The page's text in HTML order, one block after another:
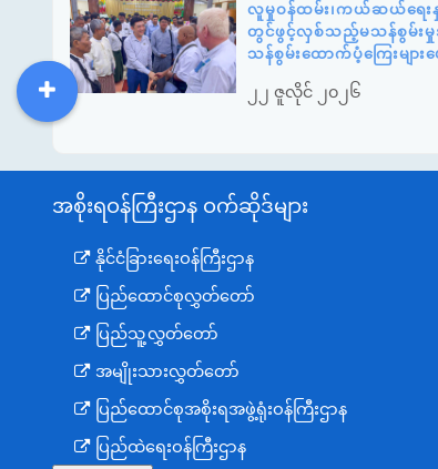
လူမှုဝန်ထမ်း၊ကယ်ဆယ်ရေးနှင့်
တွင်ဖွင့်လှစ်သည့်မသန်စွမ်းမှုအ
သန်စွမ်းထောက်ပံ့ကြေးများပ
၂၂ ဇူလိုင် ၂၀၂၆
အစိုးရဝန်ကြီးဌာန ဝက်ဆိုဒ်များ
နိုင်ငံခြားရေးဝန်ကြီးဌာန
ပြည်ထောင်စုလွှတ်တော်
ပြည်သူ့လွှတ်တော်
အမျိုးသားလွှတ်တော်
ပြည်ထောင်စုအစိုးရအဖွဲ့ရုံးဝန်ကြီးဌာန
ပြည်ထဲရေးဝန်ကြီးဌာန